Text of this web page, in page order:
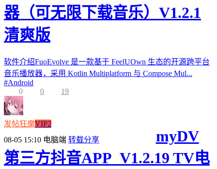
器（可无限下载音乐）V1.2.1
清爽版
软件介绍FuoEvolve 是一款基于 FeelUOwn 生态的开源跨平台
音乐播放器，采用 Kotlin Multiplatform 与 Compose Mul...
#Android
0
0 19
发帖狂魔VIP2
08-05 15:10 电脑端 转载分享
myDV
第三方抖音APP_V1.2.19 TV电